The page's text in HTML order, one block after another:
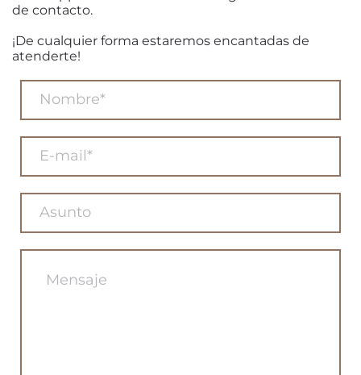
de contacto.
¡De cualquier forma estaremos encantadas de
atenderte!